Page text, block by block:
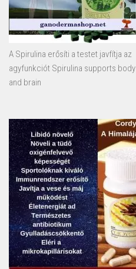
A Spirulina erősíti a testet javfítja az
agyfunkciót Spirulina supports body
and brain